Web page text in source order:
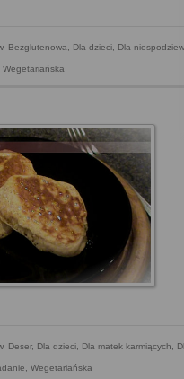
, Bezglutenowa, Dla dzieci, Dla
Wegetariańska
, Deser, Dla dzieci, Dla matek karmiących,
, Wegetariańska